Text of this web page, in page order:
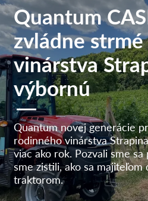
Quantum
zvládne strmé
vinárstva
výbornú
Quantum novej generácie
rodinného vinárstva
viac ako rok. Pozvali sme
sme zistili, ako sa majiteľom
traktorom.